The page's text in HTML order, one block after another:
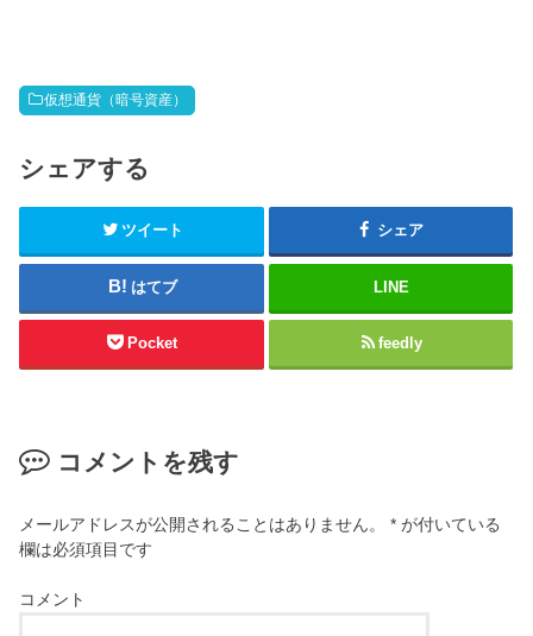
仮想通貨（暗号資産）
シェアする
ツイート シェア
はてブ LINE
Pocket feedly
コメントを残す
メールアドレスが公開されることはありません。 * が付いている
欄は必須項目です
コメント